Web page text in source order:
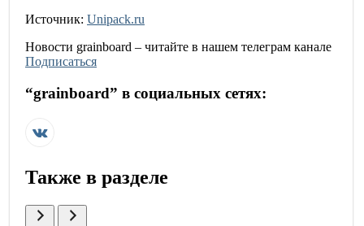
Источник: Unipack.ru
Новости grainboard – читайте в нашем телеграм канале
Подписаться
“grainboard” в социальных сетях:
Также в разделе